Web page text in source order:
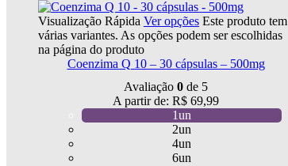
Visualização Rápida Ver opções Este produto tem
várias variantes. As opções podem ser escolhidas
na página do produto
Coenzima Q 10 – 30 cápsulas – 500mg
Avaliação 0 de 5
A partir de: R$ 69,99
1un
2un
4un
6un